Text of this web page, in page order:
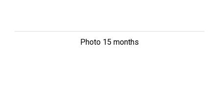
Photo 15 months